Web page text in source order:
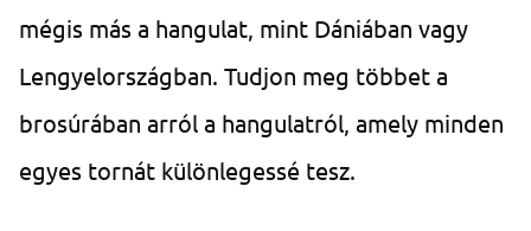
mégis más a hangulat, mint Dániában vagy
Lengyelországban. Tudjon meg többet a
brosúrában arról a hangulatról, amely minden
egyes tornát különlegessé tesz.